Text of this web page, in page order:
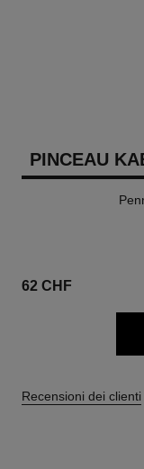
PINCEAU
62 CHF
Recensioni dei clienti